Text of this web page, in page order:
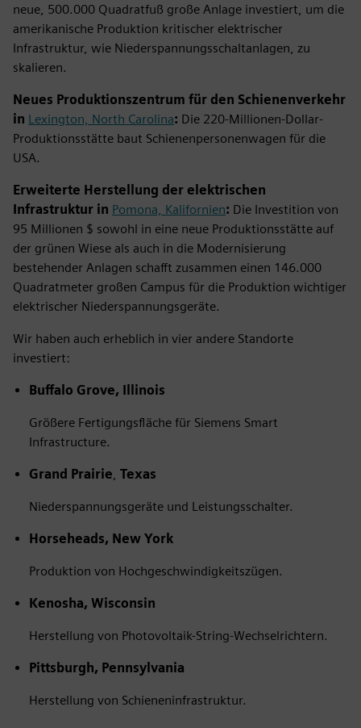
neue, 500.000 Quadratfuß große Anlage investiert, um die
amerikanische Produktion kritischer elektrischer
Infrastruktur, wie Niederspannungsschaltanlagen, zu
skalieren.
Neues Produktionszentrum für den Schienenverkehr
in Lexington, North Carolina: Die 220-Millionen-Dollar-
Produktionsstätte baut Schienenpersonenwagen für die
USA.
Erweiterte Herstellung der elektrischen
Infrastruktur in Pomona, Kalifornien: Die Investition von
95 Millionen $ sowohl in eine neue Produktionsstätte auf
der grünen Wiese als auch in die Modernisierung
bestehender Anlagen schafft zusammen einen 146.000
Quadratmeter großen Campus für die Produktion wichtiger
elektrischer Niederspannungsgeräte.
Wir haben auch erheblich in vier andere Standorte
investiert:
Buffalo Grove, Illinois
Größere Fertigungsfläche für Siemens Smart
Infrastructure.
Grand Prairie Texas
Niederspannungsgeräte und Leistungsschalter.
Horseheads, New York
Produktion von Hochgeschwindigkeitszügen.
Kenosha, Wisconsin
Herstellung von Photovoltaik-String-Wechselrichtern.
Pittsburgh, Pennsylvania
Herstellung von Schieneninfrastruktur.